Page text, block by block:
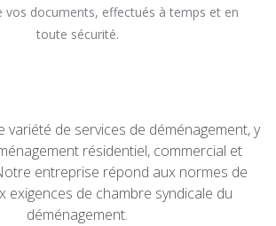
vos documents, effectués à temps et en
toute sécurité.
de services de déménagement, y
résidentiel, commercial et
entreprise répond aux normes de
exigences de chambre syndicale du
déménagement.